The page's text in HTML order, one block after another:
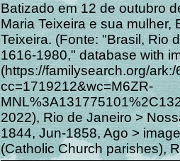
Batizado em 12 de outubro
Maria Teixeira e sua
Teixeira. (Fonte: "Brasil, Rio
1616-1980," database with
(https://familysearch.org/
cc=1719212&wc=M6ZR-
2022), Rio de Janeiro >
1844, Jun-1858, Ago >
(Catholic Church parishes),